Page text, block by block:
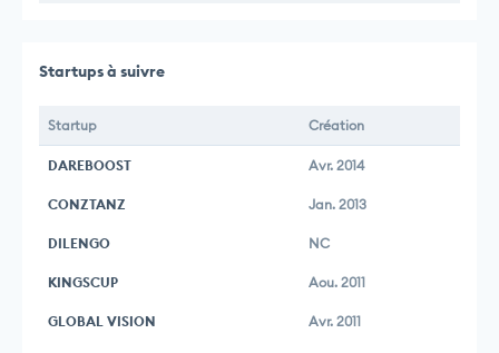
Startups à suivre
Startup Création
DAREBOOST Avr. 2014
CONZTANZ Jan. 2013
DILENGO NC
KINGSCUP Aou. 2011
GLOBAL VISION Avr. 2011